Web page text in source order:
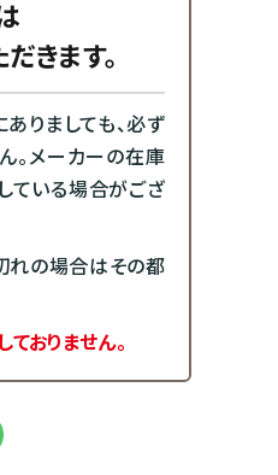
きます。
りましても、必ず
。メーカーの在庫
ている場合がござ
の場合はその都
おりません。